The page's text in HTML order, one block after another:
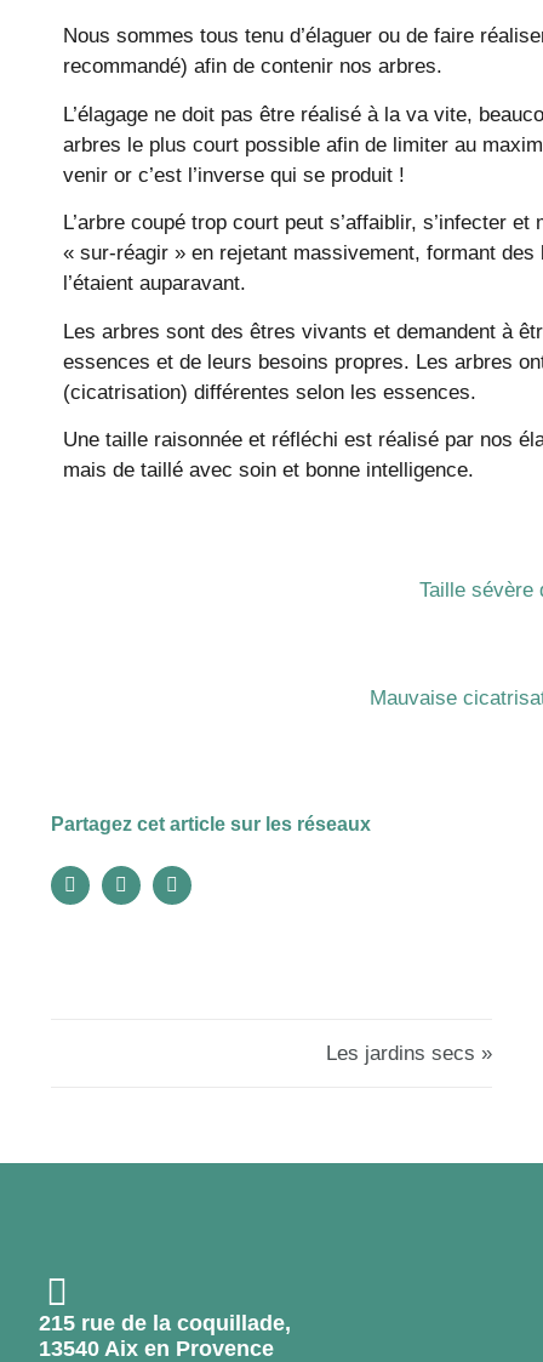
Nous sommes tous tenu d’élaguer ou de faire
recommandé) afin de contenir nos arbres.
L’élagage ne doit pas être réalisé à la va vite,
arbres le plus court possible afin de limiter au
venir or c’est l’inverse qui se produit !
L’arbre coupé trop court peut s’affaiblir, s’infecter
« sur-réagir » en rejetant massivement, formant des
l’étaient auparavant.
Les arbres sont des êtres vivants et demandent à
essences et de leurs besoins propres. Les arbres
(cicatrisation) différentes selon les essences.
Une taille raisonnée et réfléchi est réalisé par nos
mais de taillé avec soin et bonne intelligence.
Taille sévère
Mauvaise
Partagez cet article sur les réseaux
Les jardins secs »
215 rue de la coquillade,
13540 Aix en Provence